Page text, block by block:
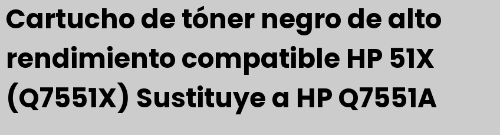
Cartucho de tóner negro de alto
rendimiento compatible HP 51X
(Q7551X) Sustituye a HP Q7551A